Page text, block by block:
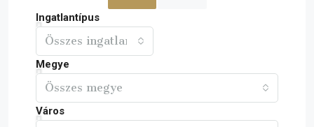
Ingatlantípus
Összes ingatlan
Megye
Összes megye
Város